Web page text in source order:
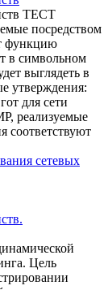
ТЕСТ
посредством
функцию
в символьном
выглядеть в
утверждения:
для сети
реализуемые
соответствуют
сетевых
Цель